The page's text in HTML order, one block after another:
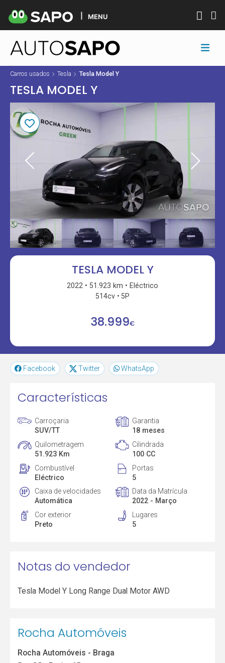
MENU
Carros usados Tesla Tesla Model Y
TESLA MODEL Y
TESLA MODEL Y
2022 51.923 km
Eléctrico
514cv
5P
38.999€
Facebook Twitter WhatsApp
Características
Carroçaria
SUV/TT
Garantia
18 meses
Quilometragem
51.923 Km
Cilindrada
100 CC
Combustível
Eléctrico
Portas
5
Caixa de velocidades
Automática
Data da Matrícula
2022 - Março
Cor exterior
Preto
Lugares
5
Notas do vendedor
Tesla Model Y Long Range Dual Motor AWD
Rocha Automóveis
Rocha Automóveis - Braga